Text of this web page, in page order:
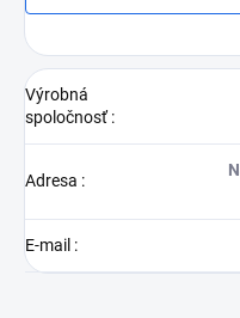
Výrobná
spoločnosť:
Adresa :
E-mail :